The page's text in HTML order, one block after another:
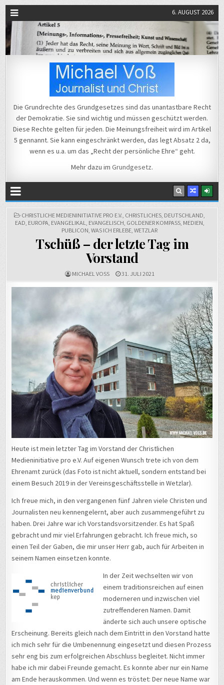
6. AUGUST 2026
Michael Voß
Die Grundrechte des Grundgesetzes sind das unantastbare Recht
der Demokratie. Sie sind wichtig und müssen geschützt werden.
Diese Rechte gelten für jeden. Die Meinungsfreiheit wird im Artikel
5 gennannt. Sie kann eingeschränkt werden, das legt Absatz 2 da,
wenn es u.a. um das „Recht der persönliche Ehre“ geht.
Mehr dazu im Grundgesetz.
POSTED
IN
CHRISTLICHE MEDIENINITIATIVE PRO E.V., CHRISTLICHES, DEUTSCHLAND,
EAD, EUROPA, EVANGELIKAL, EVANGELISCH, GOLDENER KOMPASS, MEDIEN,
PUBLICON, WAS ICH ERLEBE, WETZLAR
Tschüß – der letzte Tag im
Vorstand
MICHAEL VOSS 31. JULI 2021
Heute ist mein letzter Tag im Vorstand der Christlichen
Medieninitiative pro e.V. Auf eigenen Wunsch trete ich von dem
Ehrenamt zurück (das Foto ist nicht aktuell, sondern entstand bei
einem Besuch 2019 in der Vereinsgeschäftsstelle in Wetzlar).
Ich freue mich, in den vergangenen fünf Jahren viele Christen und
Journalisten neu kennengelernt, aber auch zusammengeführt zu
haben. Drei Jahre war ich Vorstandsvorsitzender. Es hat Spaß
gebracht und mir viel Erfahrungen gebracht. Ich freue mich, so
einen Teil der Gaben, die mir unser Herr gab, auch für Arbeiten in
seinem Namen einsetzen konnte.
In der Zeit wechselten wir von
einem traditionsreichen auf einen
moderneren und inzwischen viel
zutreffenderen Namen. Damit
änderte sich auch unsere optische
Erscheinung. Bereits gleich nach dem Eintritt in den Vorstand hatte
ich mich sehr für die Umbenennung eingesetzt und diesen Prozess
sehr eng bis zum erfolgreichen Abschluss begleitet. Nicht immer
habe ich mir dabei Freunde gemacht. Es konnte aber nur ein Name
am Ende herauskommen. Und wenn es tröstet: Der neue Name war